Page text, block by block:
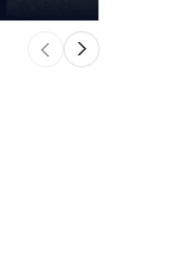
下
一
个